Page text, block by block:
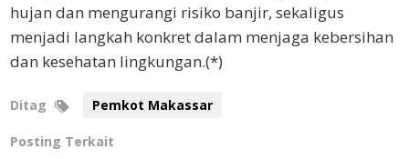
hujan dan mengurangi risiko banjir, sekaligus
menjadi langkah konkret dalam menjaga kebersihan
dan kesehatan lingkungan.(*)
Ditag Pemkot Makassar
Posting Terkait